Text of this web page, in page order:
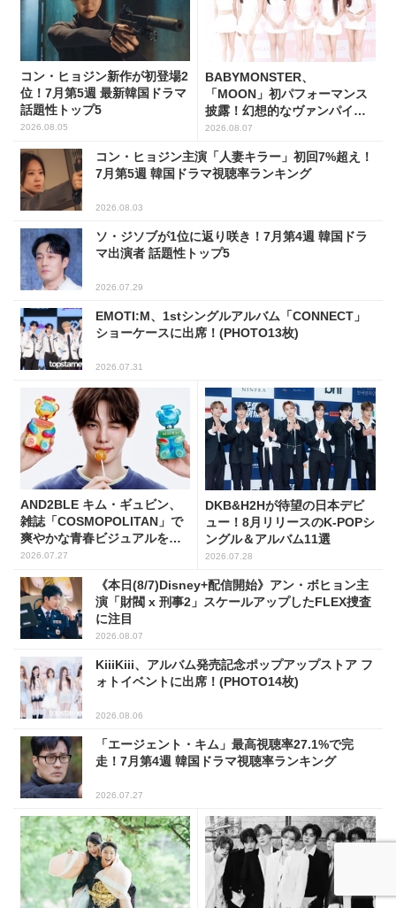
コン・ヒョジン新作が初登場2
位！7月第5週 最新韓国ドラマ
話題性トップ5
2026.08.05
BABYMONSTER、
「MOON」初パフォーマンス
披露！幻想的なヴァンパイア
の世界観を表現
2026.08.07
コン・ヒョジン主演「人妻キラー」初回7%超え！
7月第5週 韓国ドラマ視聴率ランキング
2026.08.03
ソ・ジソブが1位に返り咲き！7月第4週 韓国ドラ
マ出演者 話題性トップ5
2026.07.29
EMOTI:M、1stシングルアルバム「CONNECT」
ショーケースに出席！(PHOTO13枚)
2026.07.31
AND2BLE キム・ギュビン、
雑誌「COSMOPOLITAN」で
爽やかな青春ビジュアルを披
露
2026.07.27
DKB&H2Hが待望の日本デビ
ュー！8月リリースのK-POPシ
ングル＆アルバム11選
2026.07.28
《本日(8/7)Disney+配信開始》アン・ボヒョン主
演「財閥 x 刑事2」スケールアップしたFLEX捜査
に注目
2026.08.07
KiiiKiii、アルバム発売記念ポップアップストア フ
ォトイベントに出席！(PHOTO14枚)
2026.08.06
「エージェント・キム」最高視聴率27.1%で完
走！7月第4週 韓国ドラマ視聴率ランキング
2026.07.27